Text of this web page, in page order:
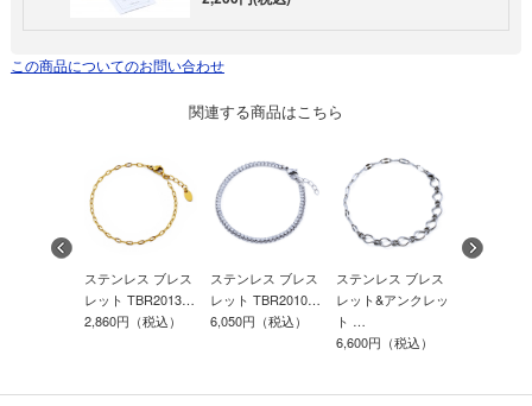
この商品についてのお問い合わせ
関連する商品はこちら
ステンレス ブレス
レット TBR2013…
2,860円（税込）
ステンレス ブレス
レット TBR2010…
6,050円（税込）
ステンレス ブレス
レット&アンクレッ
ト …
6,600円（税込）